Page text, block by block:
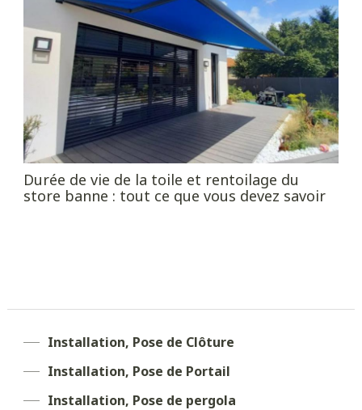
Durée de vie de la toile et rentoilage du
store banne : tout ce que vous devez savoir
Installation, Pose de Clôture
Installation, Pose de Portail
Installation, Pose de pergola